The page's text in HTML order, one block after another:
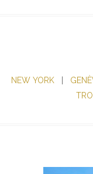
NEW YORK|